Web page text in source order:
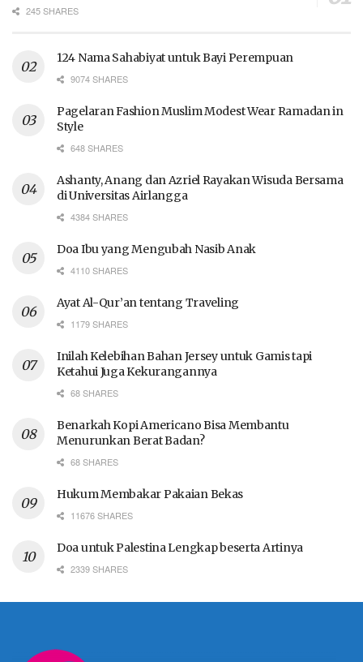
245 SHARES
124 Nama Sahabiyat untuk Bayi Perempuan
9074 SHARES
Pagelaran Fashion Muslim Modest Wear Ramadan in
Style
648 SHARES
Ashanty, Anang dan Azriel Rayakan Wisuda Bersama
di Universitas Airlangga
4384 SHARES
Doa Ibu yang Mengubah Nasib Anak
4110 SHARES
Ayat Al-Qur’an tentang Traveling
1179 SHARES
Inilah Kelebihan Bahan Jersey untuk Gamis tapi
Ketahui Juga Kekurangannya
68 SHARES
Benarkah Kopi Americano Bisa Membantu
Menurunkan Berat Badan?
68 SHARES
Hukum Membakar Pakaian Bekas
11676 SHARES
Doa untuk Palestina Lengkap beserta Artinya
2339 SHARES